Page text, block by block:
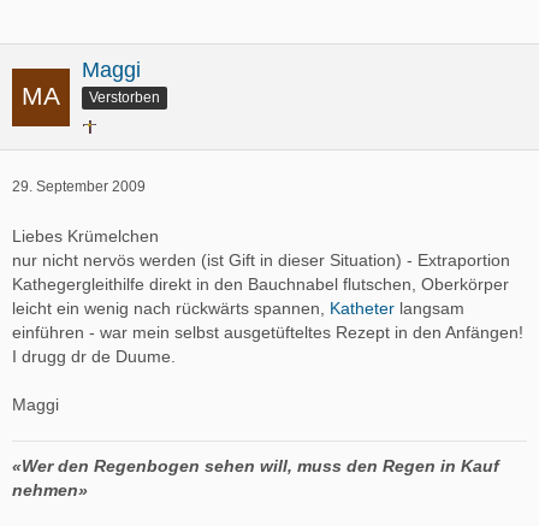
Maggi
Verstorben
29. September 2009
Liebes Krümelchen
nur nicht nervös werden (ist Gift in dieser Situation) - Extraportion
Kathegergleithilfe direkt in den Bauchnabel flutschen, Oberkörper
leicht ein wenig nach rückwärts spannen, Katheter langsam
einführen - war mein selbst ausgetüfteltes Rezept in den Anfängen!
I drugg dr de Duume.
Maggi
«Wer den Regenbogen sehen will, muss den Regen in Kauf
nehmen»